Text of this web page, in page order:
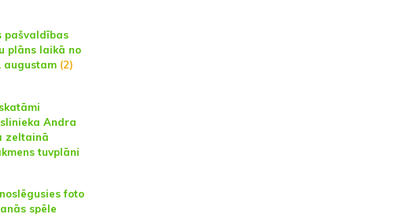
pašvaldības
plāns laikā no
augustam(2)
Andra
zeltainā
tuvplāni
foto
spēle